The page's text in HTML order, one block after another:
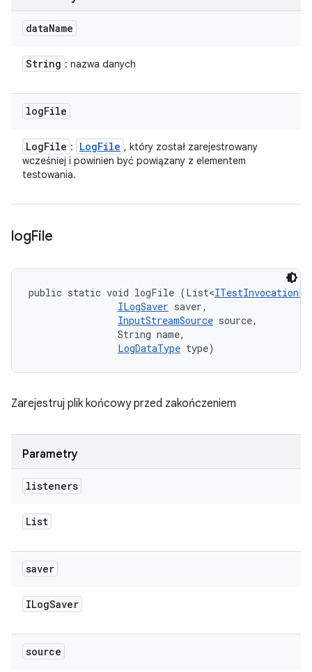
dataName
String : nazwa danych
logFile
LogFile : LogFile , który został zarejestrowany
wcześniej i powinien być powiązany z elementem
testowania.
logFile
public static void logFile (List<
ILogSaver saver,
InputStreamSource source,
                String name,
LogDataType type)
Zarejestruj plik końcowy przed zakończeniem
Parametry
listeners
List
saver
ILogSaver
source